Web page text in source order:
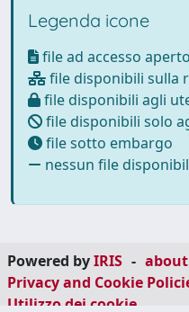
Legenda icone
file ad accesso aperto
file disponibili sulla
file disponibili agli
file disponibili solo
file sotto embargo
nessun file
Powered byIRIS - about
Privacy and Cookie
Utilizzo dei cookie